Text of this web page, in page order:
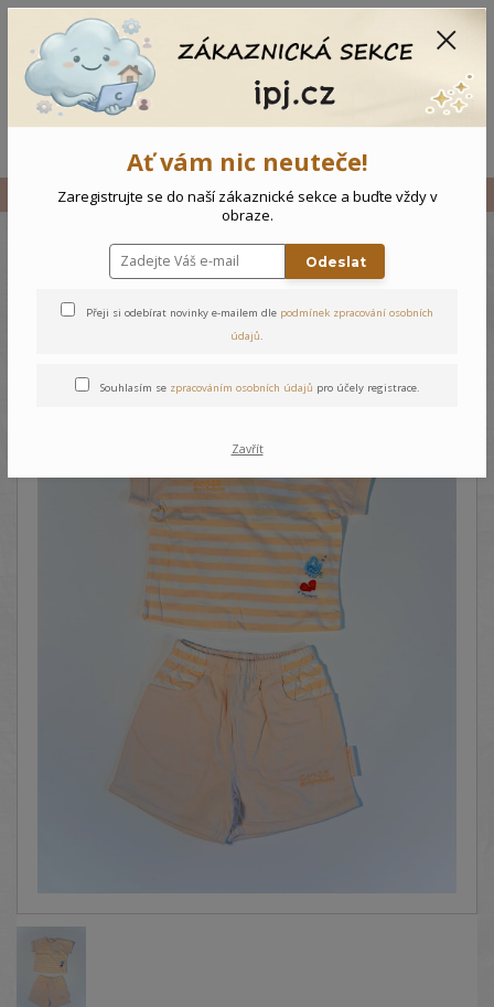
Vše Kojenecký komplet Potápění
Kojenecký komplet Potápění
Ať vám nic neuteče!
Zaregistrujte se do naší zákaznické sekce a buďte vždy v
obraze.
Odeslat
Přeji si odebírat novinky e-mailem dle podmínek zpracování osobních
údajů.
Souhlasím se zpracováním osobních údajů pro účely registrace.
Zavřít